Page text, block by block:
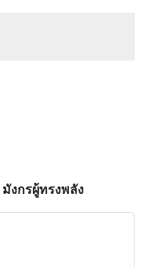
มังกรผู้ทรงพลัง